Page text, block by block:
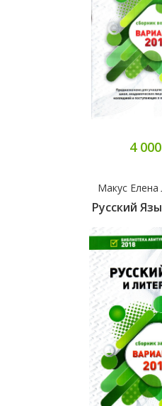
4
Макус
Русский